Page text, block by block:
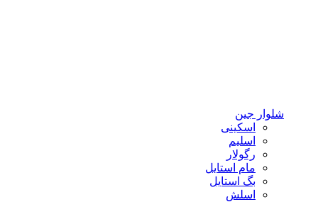
شلوار جین
اسکینی
اسلیم
رگولار
مام استایل
بگ استایل
اسلش